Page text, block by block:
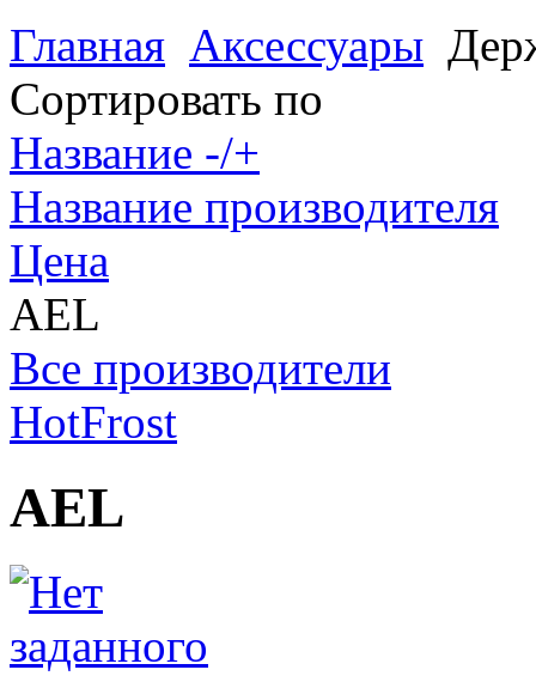
Главная Аксессуары
Сортировать по
Название -/+
Название производителя
Цена
AEL
Все производители
HotFrost
AEL